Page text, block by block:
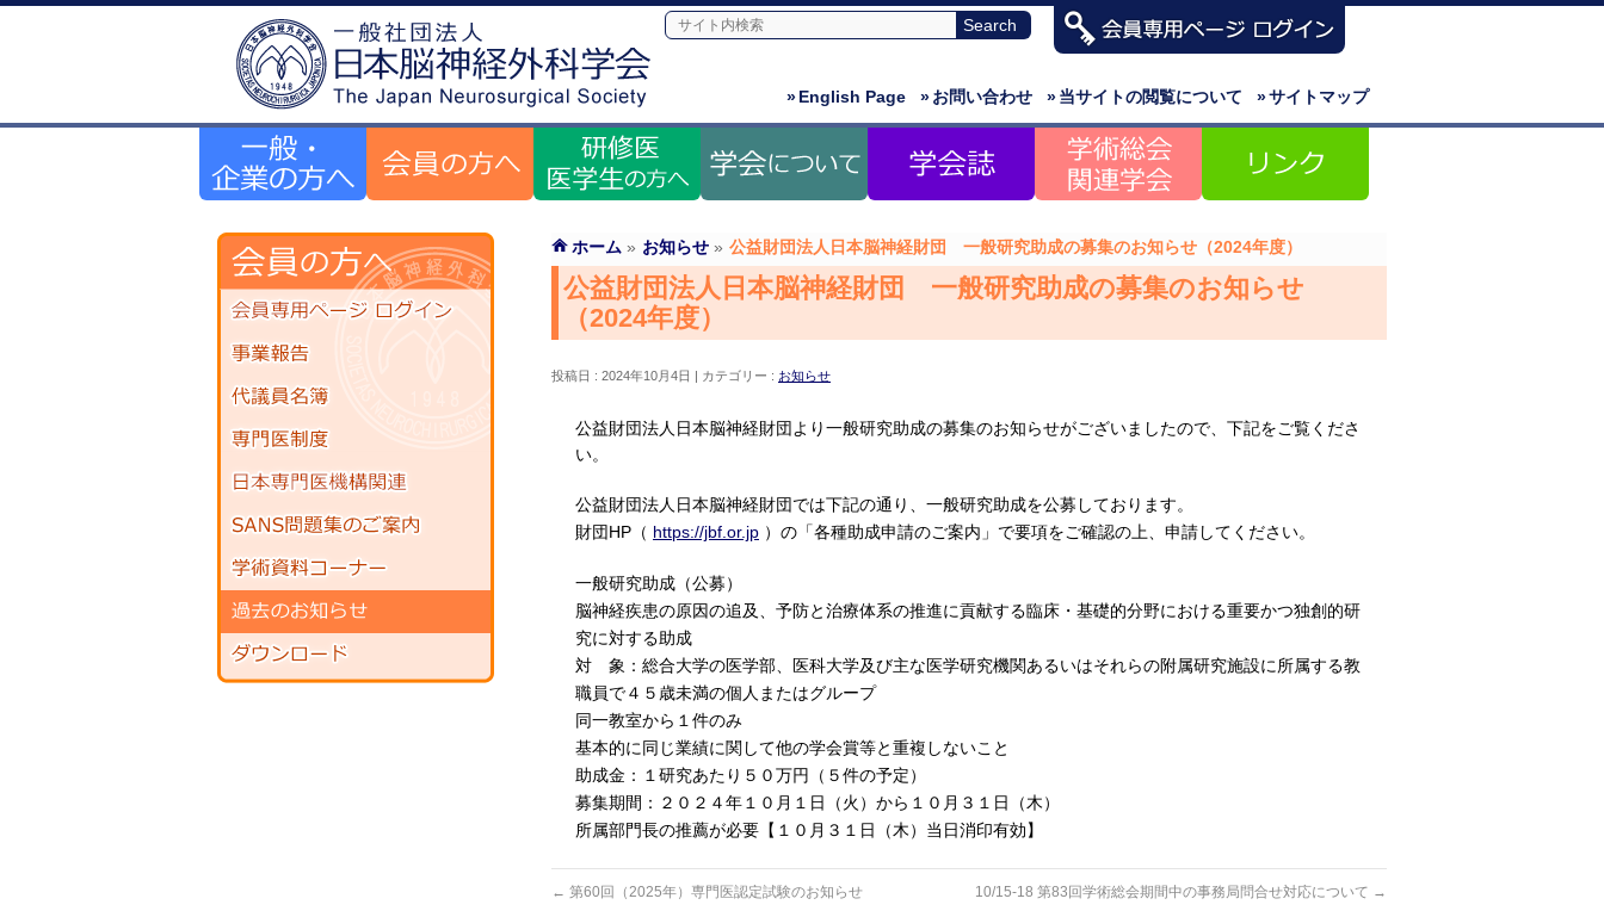
»サイトマップ
»当サイトの閲覧について
»お問い合わせ
»English Page
ホーム » お知らせ » 公益財団法人日本脳神経財団 一般研究助成の募集のお知らせ（2024年度）
公益財団法人日本脳神経財団 一般研究助成の募集のお知らせ
（2024年度）
投稿日 : 2024年10月4日 カテゴリー : お知らせ
公益財団法人日本脳神経財団より一般研究助成の募集のお知らせがございましたので、下記をご覧くださ
い。
公益財団法人日本脳神経財団では下記の通り、一般研究助成を公募しております。
財団HP（ https://jbf.or.jp ）の「各種助成申請のご案内」で要項をご確認の上、申請してください。
一般研究助成（公募）
脳神経疾患の原因の追及、予防と治療体系の推進に貢献する臨床・基礎的分野における重要かつ独創的研
究に対する助成
対 象：総合大学の医学部、医科大学及び主な医学研究機関あるいはそれらの附属研究施設に所属する教
職員で４５歳未満の個人またはグループ
同一教室から１件のみ
基本的に同じ業績に関して他の学会賞等と重複しないこと
助成金：１研究あたり５０万円（５件の予定）
募集期間：２０２４年１０月１日（火）から１０月３１日（木）
所属部門長の推薦が必要【１０月３１日（木）当日消印有効】
← 第60回（2025年）専門医認定試験のお知らせ 10/15-18 第83回学術総会期間中の事務局問合せ対応について →